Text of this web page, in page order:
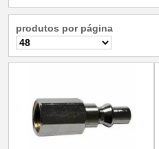
produtos por página